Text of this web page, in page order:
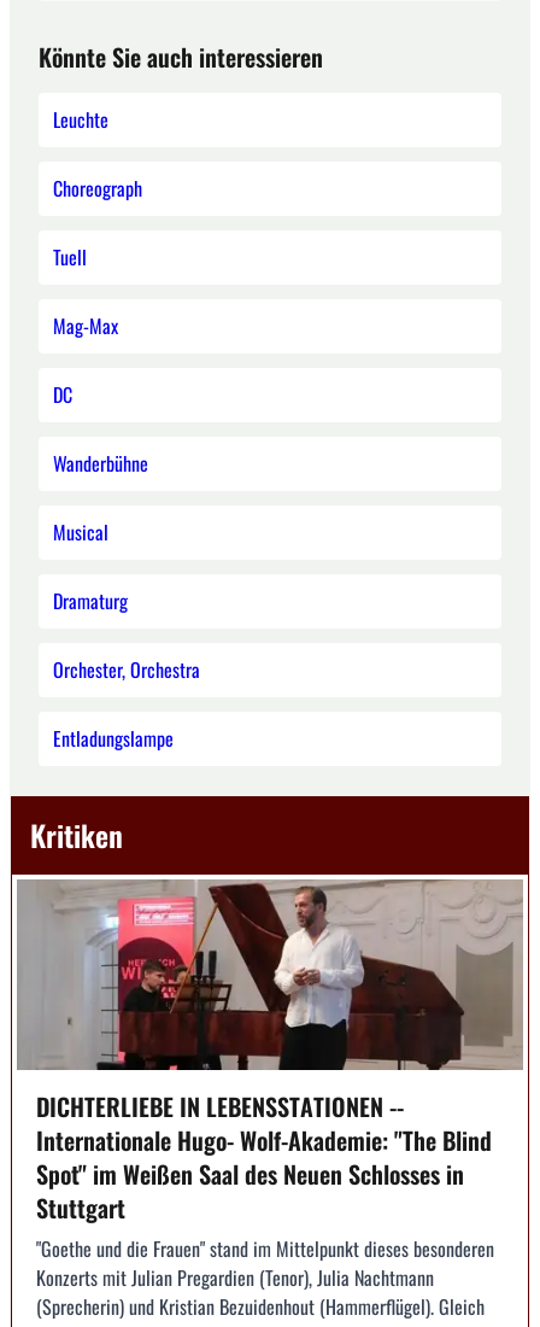
Könnte Sie auch interessieren
Leuchte
Choreograph
Tuell
Mag-Max
DC
Wanderbühne
Musical
Dramaturg
Orchester, Orchestra
Entladungslampe
Kritiken
DICHTERLIEBE IN LEBENSSTATIONEN --
Internationale Hugo- Wolf-Akademie: "The Blind
Spot" im Weißen Saal des Neuen Schlosses in
Stuttgart
"Goethe und die Frauen" stand im Mittelpunkt dieses besonderen
Konzerts mit Julian Pregardien (Tenor), Julia Nachtmann
(Sprecherin) und Kristian Bezuidenhout (Hammerflügel). Gleich